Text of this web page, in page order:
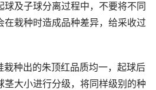
球及子球分离过程中，不要将不同
在栽种时造成品种差异，给采收过
栽种出的朱顶红品质均一，起球后
茎大小进行分级，将同样级别的种